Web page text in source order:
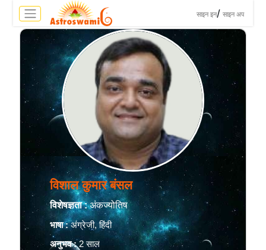
साइन इन/ साइन अप
विशाल कुमार बंसल
विशेषज्ञता :अंकज्योतिष
भाषा :अंग्रेजी, हिंदी
अनुभव :2 साल